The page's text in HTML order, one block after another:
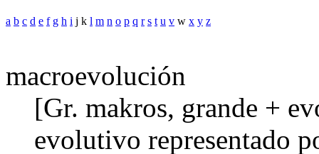
a b c d e f g h i j k l m n o p q r s t u v w x y z
macroevolución
[Gr. makros, grande +
evolutivo representado